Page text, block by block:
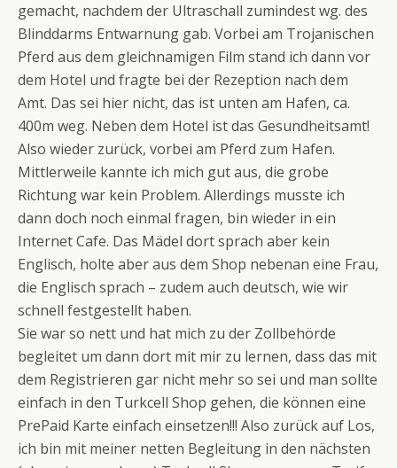
gemacht, nachdem der Ultraschall zumindest wg. des
Blinddarms Entwarnung gab. Vorbei am Trojanischen
Pferd aus dem gleichnamigen Film stand ich dann vor
dem Hotel und fragte bei der Rezeption nach dem
Amt. Das sei hier nicht, das ist unten am Hafen, ca.
400m weg. Neben dem Hotel ist das Gesundheitsamt!
Also wieder zurück, vorbei am Pferd zum Hafen.
Mittlerweile kannte ich mich gut aus, die grobe
Richtung war kein Problem. Allerdings musste ich
dann doch noch einmal fragen, bin wieder in ein
Internet Cafe. Das Mädel dort sprach aber kein
Englisch, holte aber aus dem Shop nebenan eine Frau,
die Englisch sprach – zudem auch deutsch, wie wir
schnell festgestellt haben.
Sie war so nett und hat mich zu der Zollbehörde
begleitet um dann dort mit mir zu lernen, dass das mit
dem Registrieren gar nicht mehr so sei und man sollte
einfach in den Turkcell Shop gehen, die können eine
PrePaid Karte einfach einsetzen!!! Also zurück auf Los,
ich bin mit meiner netten Begleitung in den nächsten